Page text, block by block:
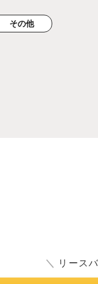
その他
＼ リース